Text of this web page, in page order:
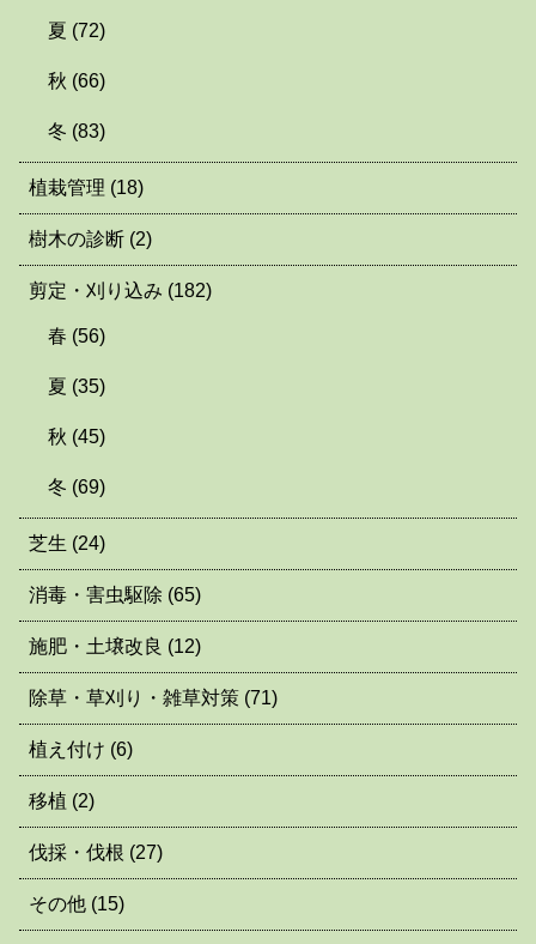
夏 (72)
秋 (66)
冬 (83)
植栽管理 (18)
樹木の診断 (2)
剪定・刈り込み (182)
春 (56)
夏 (35)
秋 (45)
冬 (69)
芝生 (24)
消毒・害虫駆除 (65)
施肥・土壌改良 (12)
除草・草刈り・雑草対策 (71)
植え付け (6)
移植 (2)
伐採・伐根 (27)
その他 (15)